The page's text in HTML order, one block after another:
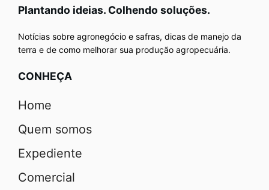
Plantando ideias. Colhendo soluções.
Notícias sobre agronegócio e safras, dicas de manejo da
terra e de como melhorar sua produção agropecuária.
CONHEÇA
Home
Quem somos
Expediente
Comercial